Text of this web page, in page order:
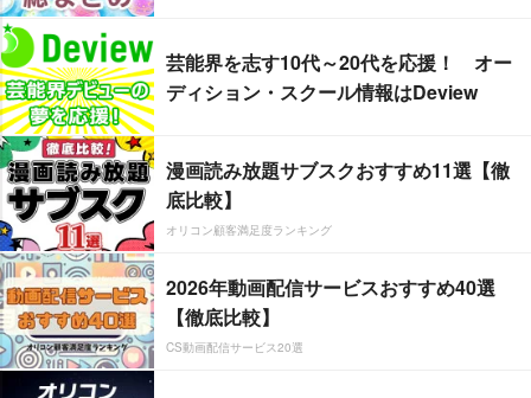
芸能界を志す10代～20代を応援！ オー
ディション・スクール情報はDeview
漫画読み放題サブスクおすすめ11選【徹
底比較】
オリコン顧客満足度ランキング
2026年動画配信サービスおすすめ40選
【徹底比較】
CS動画配信サービス20選